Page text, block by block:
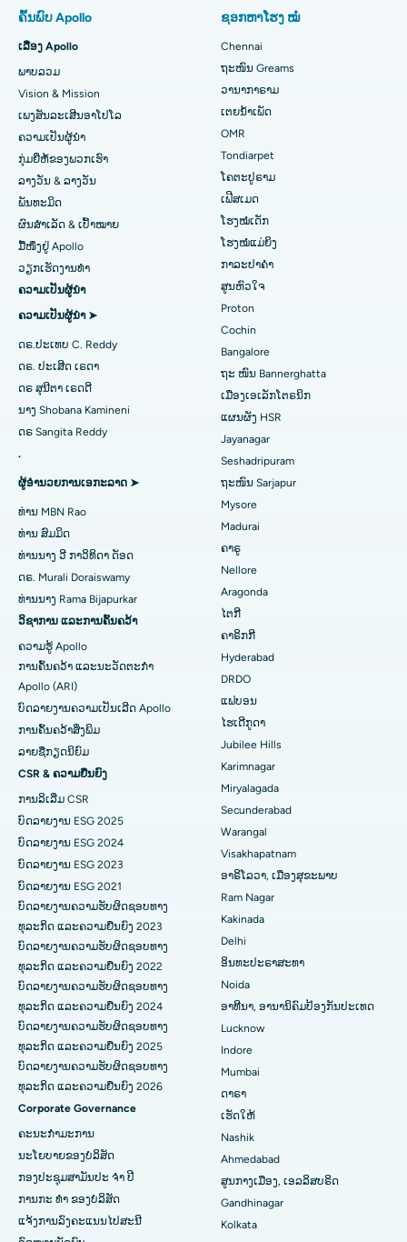
ຊອກຫາໝໍແຂ້ວ
ຊອກຫາແພດເດັກ
ຊອກຫາແພດຜິວໜັງ
ຊອກຫາແພດຊ່ຽວຊານດ້ານລະບົບທາງເດີນ
ປັດສະວະ
ຊອກຫາແພດຜູ້ຊ່ຽວຊານດ້ານພະຍາດເບົາຫວານ
ຊອກຫາແພດຊ່ຽວຊານດ້ານພະຍາດຍິງ
ຊອກຫາແພດທົ່ວໄປ
ຊອກຫານັກຈິດຕະວິທະຍາ
ຊອກຫາແພດຜ່າຕັດທົ່ວໄປ
ສູນຫົວໃຈທີ່ດີທີ່ສຸດໃນ Thousand Lights, Chennai
ໂຮງໝໍທີ່ດີທີ່ສຸດໃນ Jubilee Hills, Hyderabad
ໂຮງໝໍທີ່ດີທີ່ສຸດໃນ Tondiarpet, Chennai
ໂຮງໝໍທີ່ດີທີ່ສຸດໃນ Kotturpuram, Chennai
ໂຮງຫມໍທີ່ດີທີ່ສຸດໃນຖະຫນົນ Kovai, Karur
ໂຮງໝໍທີ່ດີທີ່ສຸດໃນ Karapakkam, Chennai
ໂຮງໝໍທີ່ດີທີ່ສຸດໃນ Arilova, Vizag
ໂຮງໝໍທີ່ດີທີ່ສຸດໃນ Kanpur Road, Lucknow
ໂຮງໝໍທີ່ດີທີ່ສຸດໃນເຂດ 26, Noida
ໂຮງໝໍທີ່ດີທີ່ສຸດໃນ Gandhinagar, Ahmedabad
ໂຮງໝໍທີ່ດີທີ່ສຸດໃນ Aragonda, Andhra Pradesh
ໂຮງໝໍທີ່ດີທີ່ສຸດໃນຖະໜົນ Bannerghatta, Bangalore
ໂຮງໝໍທີ່ດີທີ່ສຸດໃນໜ່ວຍທີ 15, Bhubaneswar
ໂຮງໝໍທີ່ດີທີ່ສຸດໃນຖະໜົນ Seepat, Bilaspur
ໂຮງໝໍທີ່ດີທີ່ສຸດໃນ Ellisbridge, Ahmedabad
ໂຮງໝໍທີ່ດີທີ່ສຸດໃນນິວເດລີ
ໂຮງໝໍທີ່ດີທີ່ສຸດໃນ DRDO, Hyderabad
ໂຮງໝໍທີ່ດີທີ່ສຸດໃນ GS Road, Guwahati
ໂຮງໝໍທີ່ດີທີ່ສຸດໃນ Hyderguda, Hyderabad
ໂຮງໝໍທີ່ດີທີ່ສຸດໃນ Vijay Nagar, Indore
ໂຮງໝໍທີ່ດີທີ່ສຸດໃນ Suryaraopeta Main Road, Kakinada
ໂຮງໝໍທີ່ດີທີ່ສຸດໃນ Canal Circular Road, Kolkata
ໂຮງໝໍທີ່ດີທີ່ສຸດໃນ CBD Belapur, Navi Mumbai
ໂຮງໝໍທີ່ດີທີ່ສຸດໃນ Panchavati, Nashik
ໂຮງໝໍທີ່ດີທີ່ສຸດໃນ Secunderabad, Hyderabad
ໂຮງໝໍທີ່ດີທີ່ສຸດໃນ Seshadripuram, Bangalore
ໂຮງໝໍທີ່ດີທີ່ສຸດໃນ Waltair Main Road, Visakhapatnam
ໂຮງຫມໍທີ່ດີທີ່ສຸດໃນ Subhash Nagar Road, Karimnagar
ໂຮງຫມໍທີ່ດີທີ່ສຸດໃນ Managari, Karaikudi
ໂຮງໝໍທີ່ດີທີ່ສຸດໃນ Arepally, Warangal
ໂຮງໝໍທີ່ດີທີ່ສຸດໃນ Arera Colony, Bhopal
ໂຮງຫມໍທີ່ດີທີ່ສຸດໃນ Jayanagar, Bangalore
ໂຮງໝໍທີ່ດີທີ່ສຸດໃນ KK Nagar, Madurai
Sleeve Gastrectomy
ການຜ່າຕັດ Lasik
ໂຣກຜີວ ໜັງ
liposuction
Coronary Angiogram
Transcatheter Aortic Valve ປ່ຽນແທນ
ສ້ອມແປງວາວ MitraClip
ການຜ່າຕັດຫົວໃຈແບບຮຸກຮານໜ້ອຍສຸດ
catheter Ablation
ການຜ່າຕັດຟື້ນຟູ ACL
ການປ່ຽນແທນບ່າໄຫລ່
ເສັ້ນເລືອດແດງຂອງມົດລູກ
ການຜ່າຕັດໄຂ່ຫຼັງ
ການຜ່າຕັດມະເຮັງເຕົ້ານົມ
ການປິ່ນປົວໂຣກຜີວ ໜັງ
Colonoscopy
Polypectomy
ການກະຕຸ້ນສະຫມອງເລິກ
ການກວດລ້າງຊ່ອງຄອດ
ການກວດຮ່າງກາຍຂອງຫມາກໄຂ່ຫຼັງ
Parathyroidectomy
ການຜ່າຕັດ Cytoreductive
ເຊລາມິກການທົດແທນຫົວເຂົ່າທັງຫມົດ
ERCP
ຄົ້ນພົບ Apollo
ເລື່ອງ Apollo
ພາບລວມ
Vision & Mission
ເພງສັນລະເສີນອາໂປໂລ
ຄວາມເປັນຜູ້ນໍາ
ກຸ່ມຍີ່ຫໍ້ຂອງພວກເຮົາ
ລາງວັນ & ລາງວັນ
ພັນທະມິດ
ຜົນສຳເລັດ & ເປົ້າໝາຍ
ມື້ໜຶ່ງຢູ່ Apollo
ວຽກເຮັດງານທໍາ
ຄວາມເປັນຜູ້ນໍາ
ຄວາມເປັນຜູ້ນໍາ ➤
ດຣ.ປະເທບ C. Reddy
ດຣ. ປະເສີດ ເຣດາ
ດຣ ສຸນີຕາ ເຣດດີ
ນາງ Shobana Kamineni
ດຣ Sangita Reddy
.
ຜູ້ອໍານວຍການເອກະລາດ ➤
ທ່ານ MBN Rao
ທ່ານ ສົມມິດ
ທ່ານ​ນາງ ວີ ກາ​ວິ​ທິ​ດາ ດັອດ
ດຣ. Murali Doraiswamy
ທ່ານ​ນາງ Rama Bijapurkar
ວິຊາການ ແລະການຄົ້ນຄວ້າ
ຄວາມຮູ້ Apollo
ການຄົ້ນຄວ້າ ແລະນະວັດຕະກໍາ
Apollo (ARI)
ບົດລາຍງານຄວາມເປັນເລີດ Apollo
ການຄົ້ນຄວ້າສິ່ງພິມ
ລາຍຊື່ກຽດນິຍົມ
CSR & ຄວາມຍືນຍົງ
ການລິເລີ່ມ CSR
ບົດລາຍງານ ESG 2025
ບົດລາຍງານ ESG 2024
ບົດລາຍງານ ESG 2023
ບົດລາຍງານ ESG 2021
ບົດລາຍງານຄວາມຮັບຜິດຊອບທາງ
ທຸລະກິດ ແລະຄວາມຍືນຍົງ 2023
ບົດລາຍງານຄວາມຮັບຜິດຊອບທາງ
ທຸລະກິດ ແລະຄວາມຍືນຍົງ 2022
ບົດລາຍງານຄວາມຮັບຜິດຊອບທາງ
ທຸລະກິດ ແລະຄວາມຍືນຍົງ 2024
ບົດລາຍງານຄວາມຮັບຜິດຊອບທາງ
ທຸລະກິດ ແລະຄວາມຍືນຍົງ 2025
ບົດລາຍງານຄວາມຮັບຜິດຊອບທາງ
ທຸລະກິດ ແລະຄວາມຍືນຍົງ 2026
Corporate Governance
ຄະນະກໍາມະການ
ນະໂຍບາຍຂອງບໍລິສັດ
ກອງປະຊຸມສາມັນປະ ຈຳ ປີ
ການກະ ທຳ ຂອງບໍລິສັດ
ແຈ້ງການລົງຄະແນນໄປສະນີ
ຊອກຫາໂຮງ ໝໍ
Chennai
ຖະໜົນ Greams
ວານາກາຣາມ
ເຕຍນໍ້າເພັດ
OMR
Tondiarpet
ໂຄຕະປູຣາມ
ເຟີສເມດ
ໂຮງໝໍເດັກ
ໂຮງໝໍແມ່ຍິງ
ກາລະປາຄຳ
ສູນຫົວໃຈ
Proton
Cochin
Bangalore
ຖະ ໜົນ Bannerghatta
ເມືອງເອເລັກໂຕຣນິກ
ແຜນຜັງ HSR
Jayanagar
Seshadripuram
ຖະໜົນ Sarjapur
Mysore
Madurai
ຄາຣູ
Nellore
Aragonda
ໄຕກີ
ຄາຣິກກີ
Hyderabad
DRDO
ແຟບອນ
ໄຮເດີກູດາ
Jubilee Hills
Karimnagar
Miryalagada
Secunderabad
Warangal
Visakhapatnam
ອາຣິໂລວາ, ເມືອງສຸຂະພາບ
Ram Nagar
Kakinada
Delhi
ອິນທະປະຣາສະທາ
Noida
ອາທີນາ, ອານານິຄົມປ້ອງກັນປະເທດ
Lucknow
Indore
Mumbai
ດາຣາ
ເຮັດໃຫ້
Nashik
Ahmedabad
ສູນກາງເມືອງ, ເອລລິສບຣິດ
Gandhinagar
Kolkata